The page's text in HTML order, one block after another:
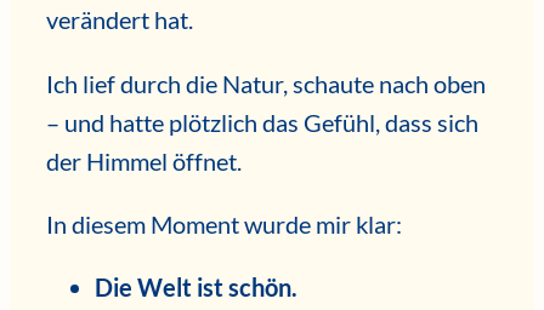
verändert hat.
Ich lief durch die Natur, schaute nach oben
– und hatte plötzlich das Gefühl, dass sich
der Himmel öffnet.
In diesem Moment wurde mir klar:
Die Welt ist schön.